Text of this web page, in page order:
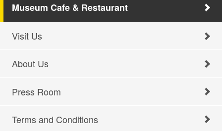
Museum Cafe & Restaurant
Visit Us
About Us
Press Room
Terms and Conditions